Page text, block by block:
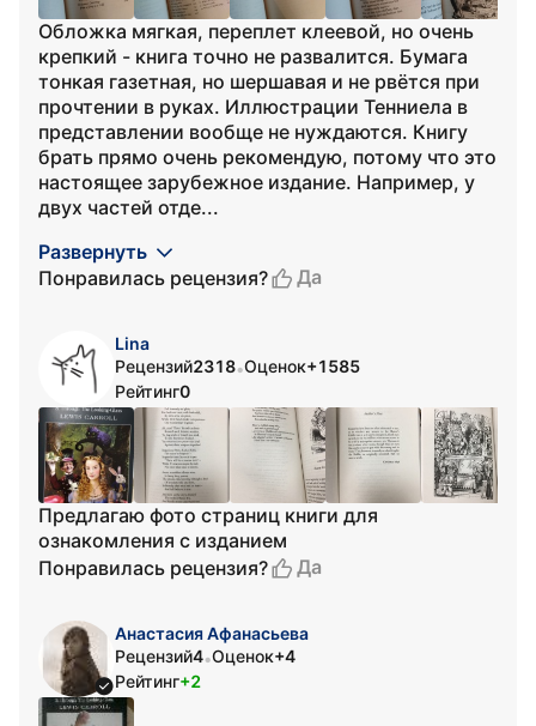
Обложка мягкая, переплет клеевой, но очень
крепкий - книга точно не развалится. Бумага
тонкая газетная, но шершавая и не рвётся при
прочтении в руках. Иллюстрации Тенниела в
представлении вообще не нуждаются. Книгу
брать прямо очень рекомендую, потому что это
настоящее зарубежное издание. Например, у
двух частей отде...
Развернуть
Понравилась рецензия?
Да
Lina
Рецензий2318•Оценок+1585
Рейтинг0
Предлагаю фото страниц книги для
ознакомления с изданием
Понравилась рецензия?
Да
Анастасия Афанасьева
Рецензий4•Оценок+4
Рейтинг+2